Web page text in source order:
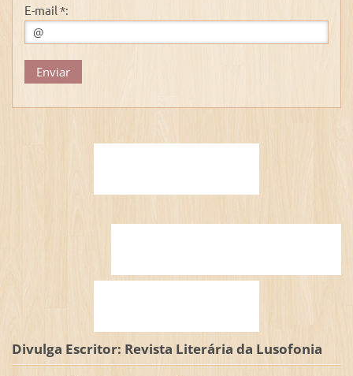
E-mail *:
Divulga Escritor: Revista Literária da Lusofonia